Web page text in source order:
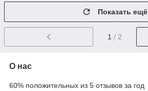
Показать ещё
1 / 2
О нас
60% положительных из 5 отзывов за год